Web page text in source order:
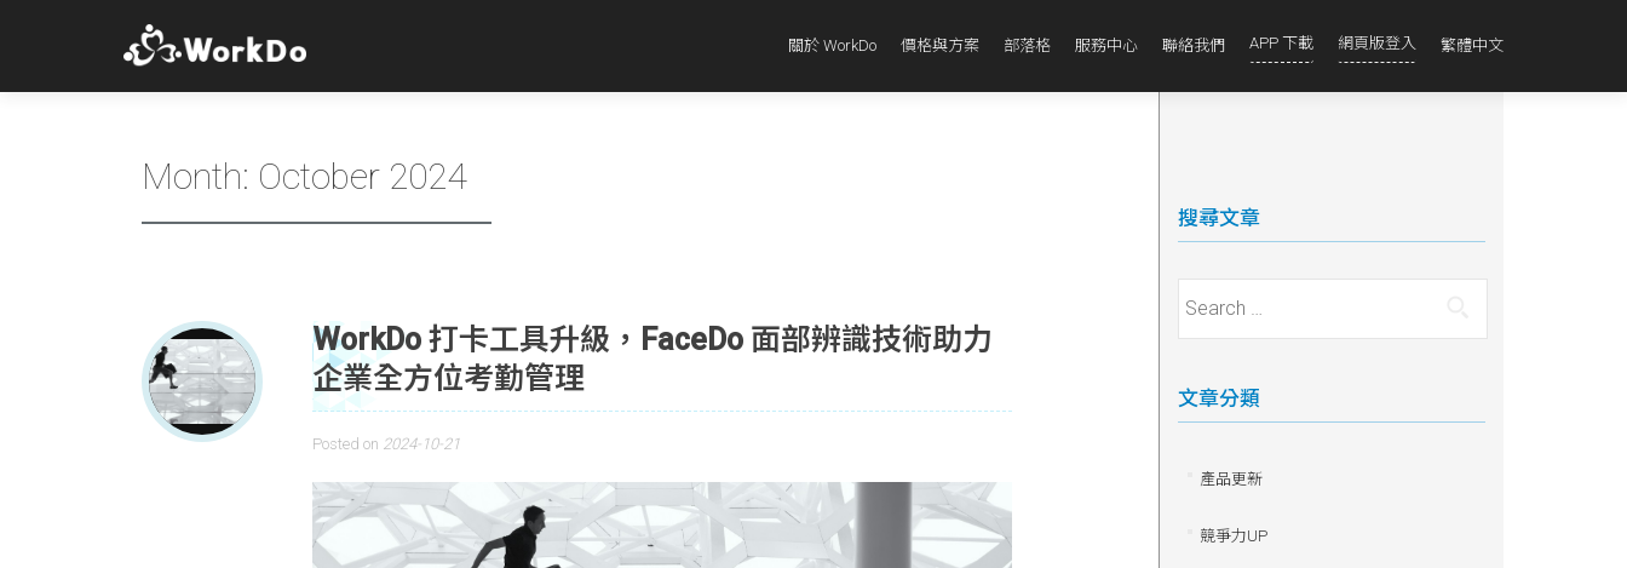
關於 WorkDo 價格與方案 部落格 服務中心 聯絡我們 APP 下載 網頁版登入 繁體中文
Month: October 2024
WorkDo 打卡工具升級，FaceDo 面部辨識技術助力
企業全方位考勤管理
Posted on 2024-10-21
搜尋文章
Search for:
文章分類
產品更新
競爭力UP